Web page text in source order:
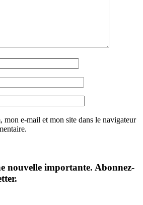
mon e-mail et mon site dans le navigateur
nouvelle importante. Abonnez-